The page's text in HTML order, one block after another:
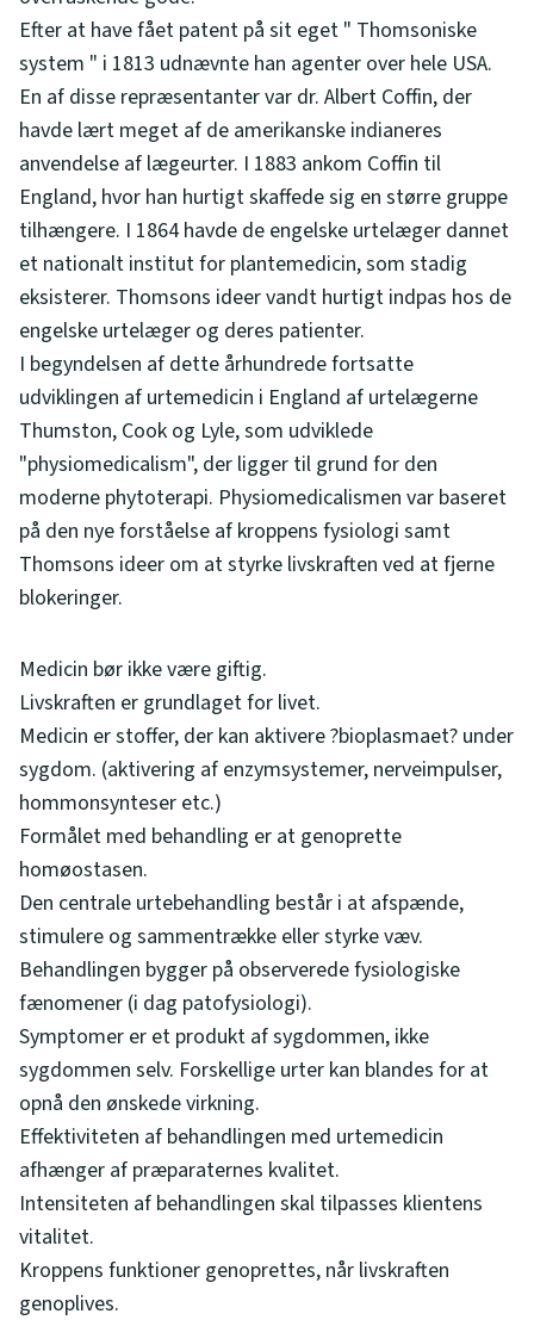
Efter at have fået patent på sit eget " Thomsoniske
system " i 1813 udnævnte han agenter over hele USA.
En af disse repræsentanter var dr. Albert Coffin, der
havde lært meget af de amerikanske indianeres
anvendelse af lægeurter. I 1883 ankom Coffin til
England, hvor han hurtigt skaffede sig en større gruppe
tilhængere. I 1864 havde de engelske urtelæger dannet
et nationalt institut for plantemedicin, som stadig
eksisterer. Thomsons ideer vandt hurtigt indpas hos de
engelske urtelæger og deres patienter.
I begyndelsen af dette århundrede fortsatte
udviklingen af urtemedicin i England af urtelægerne
Thumston, Cook og Lyle, som udviklede
"physiomedicalism", der ligger til grund for den
moderne phytoterapi. Physiomedicalismen var baseret
på den nye forståelse af kroppens fysiologi samt
Thomsons ideer om at styrke livskraften ved at fjerne
blokeringer.
Medicin bør ikke være giftig.
Livskraften er grundlaget for livet.
Medicin er stoffer, der kan aktivere ?bioplasmaet? under
sygdom. (aktivering af enzymsystemer, nerveimpulser,
hommonsynteser etc.)
Formålet med behandling er at genoprette
homøostasen.
Den centrale urtebehandling består i at afspænde,
stimulere og sammentrække eller styrke væv.
Behandlingen bygger på observerede fysiologiske
fænomener (i dag patofysiologi).
Symptomer er et produkt af sygdommen, ikke
sygdommen selv. Forskellige urter kan blandes for at
opnå den ønskede virkning.
Effektiviteten af behandlingen med urtemedicin
afhænger af præparaternes kvalitet.
Intensiteten af behandlingen skal tilpasses klientens
vitalitet.
Kroppens funktioner genoprettes, når livskraften
genoplives.